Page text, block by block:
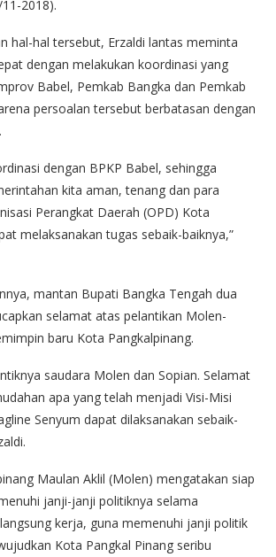
2018).
hal-hal tersebut, Erzaldi lantas meminta
dengan melakukan koordinasi yang
Babel, Pemkab Bangka dan Pemkab
persoalan tersebut berbatasan dengan
dengan BPKP Babel, sehingga
kita aman, tenang dan para
Perangkat Daerah (OPD) Kota
melaksanakan tugas sebaik-baiknya,”
mantan Bupati Bangka Tengah dua
selamat atas pelantikan Molen-
baru Kota Pangkalpinang.
saudara Molen dan Sopian. Selamat
apa yang telah menjadi Visi-Misi
Senyum dapat dilaksanakan sebaik-
Maulan Aklil (Molen) mengatakan siap
janji-janji politiknya selama
kerja, guna memenuhi janji politik
Kota Pangkal Pinang seribu